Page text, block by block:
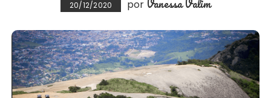
20/12/2020 por Vanessa Valim